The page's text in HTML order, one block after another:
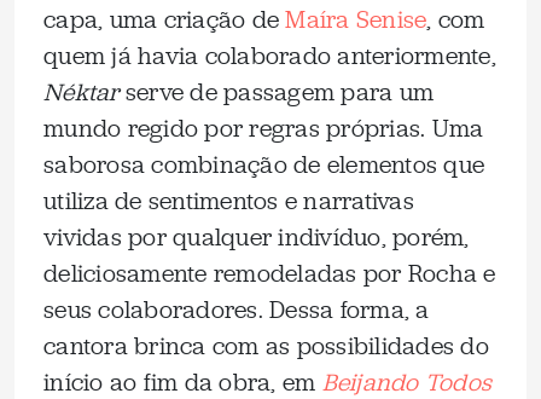
capa, uma criação deMaíra Senise, com
quem já havia colaborado anteriormente,
Néktarserve de passagem para um
mundo regido por regras próprias. Uma
saborosa combinação de elementos que
utiliza de sentimentos e narrativas
vividas por qualquer indivíduo, porém,
deliciosamente remodeladas por Rocha e
seus colaboradores. Dessa forma, a
cantora brinca com as possibilidades do
início ao fim da obra, em Beijando Todos